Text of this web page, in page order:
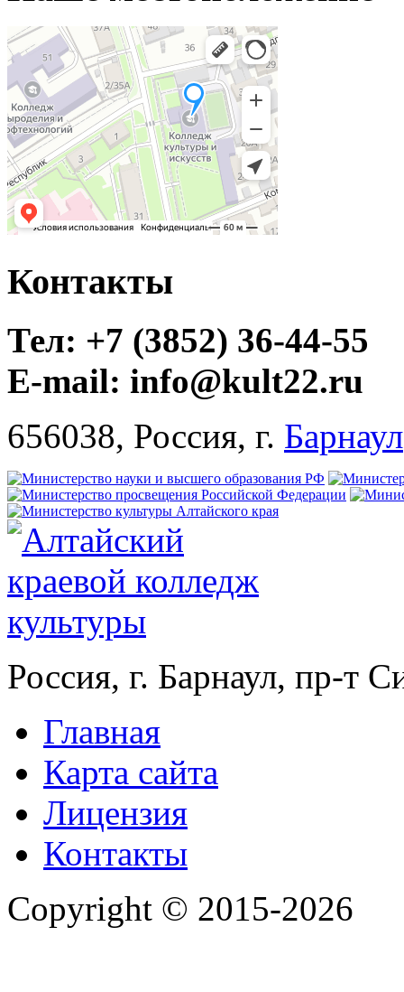
Контакты
Тел: +7 (3852) 36-44-55
E-mail: info@kult22.ru
656038, Россия, г. Барнаул
Россия, г. Барнаул, пр-т
Главная
Карта сайта
Лицензия
Контакты
Copyright © 2015-2026